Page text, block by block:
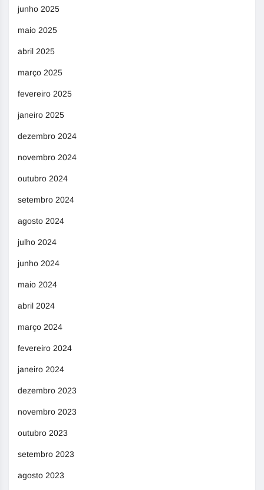
junho 2025
maio 2025
abril 2025
março 2025
fevereiro 2025
janeiro 2025
dezembro 2024
novembro 2024
outubro 2024
setembro 2024
agosto 2024
julho 2024
junho 2024
maio 2024
abril 2024
março 2024
fevereiro 2024
janeiro 2024
dezembro 2023
novembro 2023
outubro 2023
setembro 2023
agosto 2023